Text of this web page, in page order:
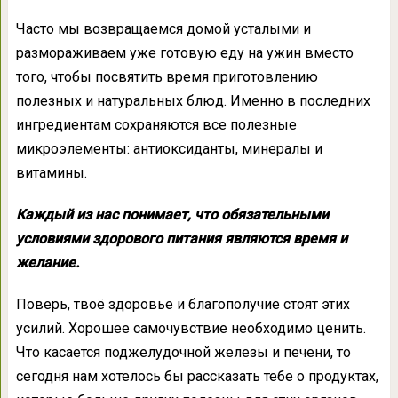
Часто мы возвращаемся домой усталыми и
размораживаем уже готовую еду на ужин вместо
того, чтобы посвятить время приготовлению
полезных и натуральных блюд. Именно в последних
ингредиентам сохраняются все полезные
микроэлементы: антиоксиданты, минералы и
витамины.
Каждый из нас понимает, что обязательными
условиями здорового питания являются время и
желание.
Поверь, твоё здоровье и благополучие стоят этих
усилий. Хорошее самочувствие необходимо ценить.
Что касается поджелудочной железы и печени, то
сегодня нам хотелось бы рассказать тебе о продуктах,